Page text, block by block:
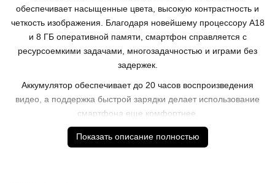
обеспечивает насыщенные цвета, высокую контрастность и
четкость изображения. Благодаря новейшему процессору A18
и 8 ГБ оперативной памяти, смартфон справляется с
ресурсоемкими задачами, многозадачностью и играми без
задержек.
Аккумулятор обеспечивает до 20 часов воспроизведения
видео, а поддержка быстрой зарядки делает использование
смартфона еще комфортнее.
Характеристики
Тип корпуса: классический
Показать описание полностью